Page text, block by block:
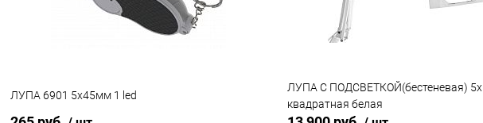
ЛУПА 6901 5х45мм 1 led
ЛУПА С ПОДСВЕТКОЙ(бестеневая) 5х
квадратная белая